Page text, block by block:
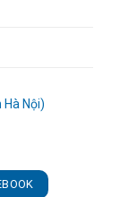
Nội)